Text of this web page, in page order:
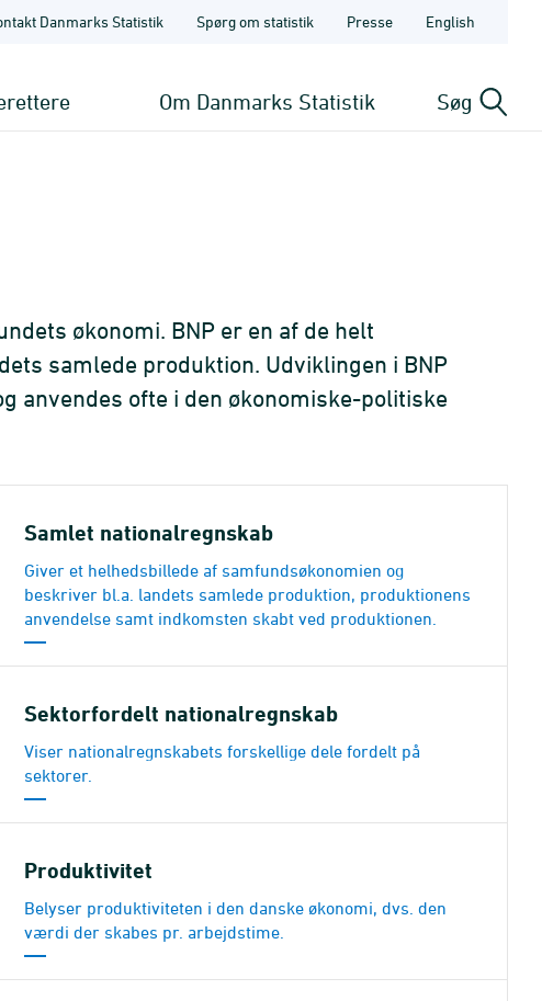
Danmarks Statistik Spørg om statistik Presse English
Om Danmarks Statistik Søg
økonomi. BNP er en af de helt
samlede produktion. Udviklingen i BNP
anvendes ofte i den økonomiske-politiske
Samlet nationalregnskab
Giver et helhedsbillede af samfundsøkonomien og
beskriver bl.a. landets samlede produktion, produktionens
anvendelse samt indkomsten skabt ved produktionen.
Sektorfordelt nationalregnskab
Viser nationalregnskabets forskellige dele fordelt på
sektorer.
Produktivitet
Belyser produktiviteten i den danske økonomi, dvs. den
værdi der skabes pr. arbejdstime.